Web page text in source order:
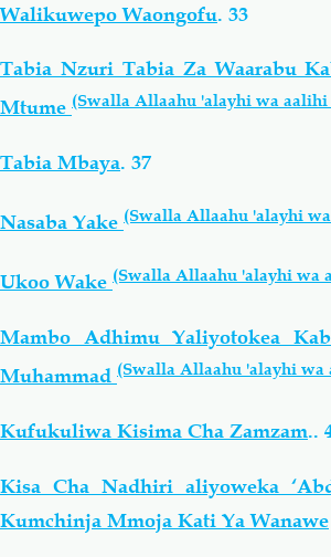
Walikuwepo Waongofu. 33
Tabia Nzuri Tabia Za Waarabu
Mtume (Swalla Allaahu 'alayhi wa aalihi
Tabia Mbaya. 37
Nasaba Yake (Swalla Allaahu 'alayhi
Ukoo Wake (Swalla Allaahu 'alayhi wa
Mambo Adhimu Yaliyotokea
Muhammad (Swalla Allaahu 'alayhi wa
Kufukuliwa Kisima Cha Zamzam..
Kisa Cha Nadhiri aliyoweka
Kumchinja Mmoja Kati Ya Wanawe